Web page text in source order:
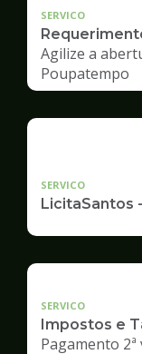
SERVICO
Agilize a
Poupatempo
SERVICO
LicitaSantos
SERVICO
Impostos e
Pagamento